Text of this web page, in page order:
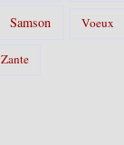
Samson Voeux
Zante